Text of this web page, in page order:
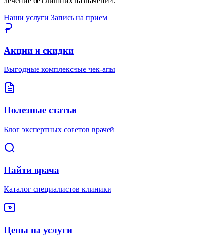
Наши услуги Запись на прием
Акции и скидки
Выгодные комплексные чек-апы
Полезные статьи
Блог экспертных советов врачей
Найти врача
Каталог специалистов клиники
Цены на услуги